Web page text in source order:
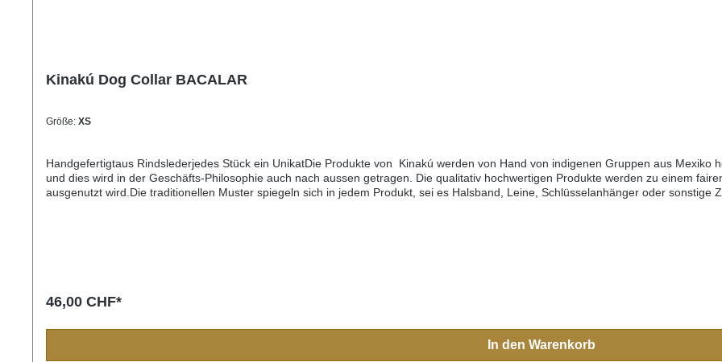
Kinakú Dog Collar BACALAR
Größe: XS
Handgefertigtaus Rindslederjedes Stück ein UnikatDie Produkte von Kinakú werden von Hand von indigenen Gruppen aus Mexiko
und dies wird in der Geschäfts-Philosophie auch nach aussen getragen. Die qualitativ hochwertigen Produkte werden zu einem
ausgenutzt wird.Die traditionellen Muster spiegeln sich in jedem Produkt, sei es Halsband, Leine, Schlüsselanhänger oder sonstige
46,00 CHF*
In den Warenkorb